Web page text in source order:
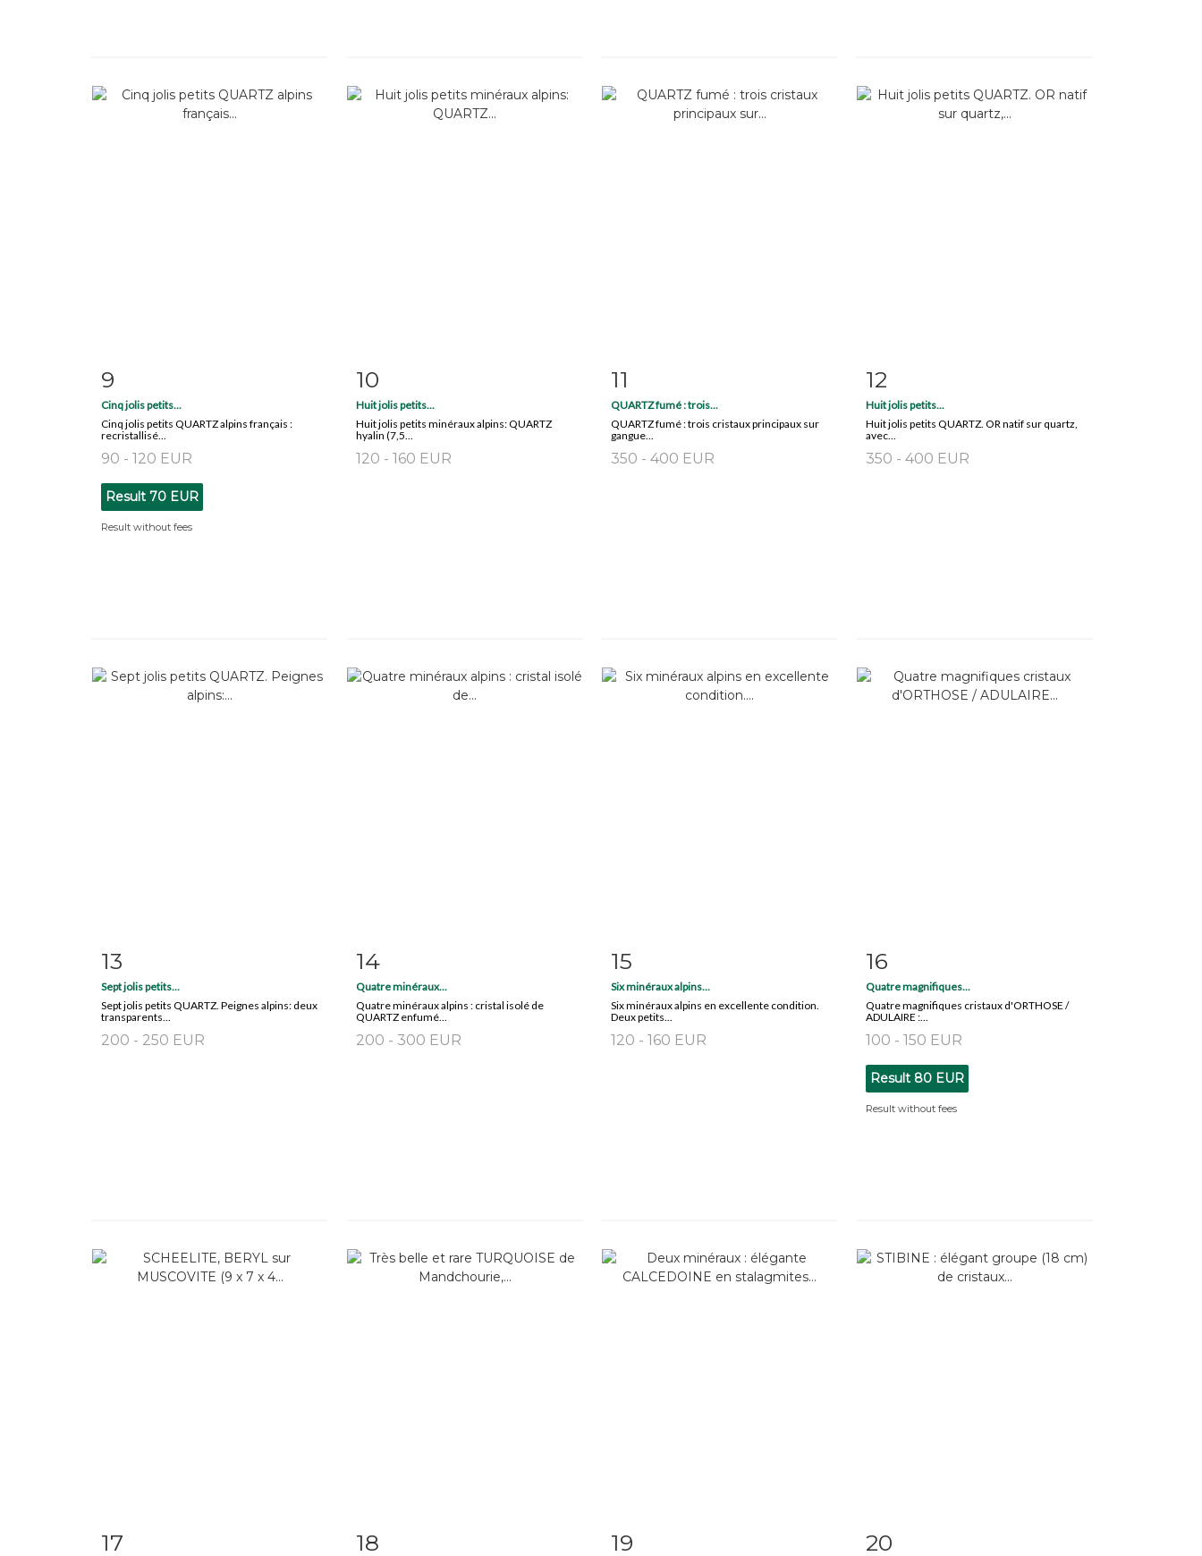
9
Cinq jolis petits...
Cinq jolis petits QUARTZ alpins français :
recristallisé...
90 - 120 EUR
Result 70 EUR
Result without fees
10
Huit jolis petits...
Huit jolis petits minéraux alpins: QUARTZ
hyalin (7,5...
120 - 160 EUR
11
QUARTZ fumé : trois...
QUARTZ fumé : trois cristaux principaux sur
gangue...
350 - 400 EUR
12
Huit jolis petits...
Huit jolis petits QUARTZ. OR natif sur quartz,
avec...
350 - 400 EUR
13
Sept jolis petits...
Sept jolis petits QUARTZ. Peignes alpins: deux
transparents...
200 - 250 EUR
14
Quatre minéraux...
Quatre minéraux alpins : cristal isolé de
QUARTZ enfumé...
200 - 300 EUR
15
Six minéraux alpins...
Six minéraux alpins en excellente condition.
Deux petits...
120 - 160 EUR
16
Quatre magnifiques...
Quatre magnifiques cristaux d'ORTHOSE /
ADULAIRE :...
100 - 150 EUR
Result 80 EUR
Result without fees
17 18 19 Item detail
20